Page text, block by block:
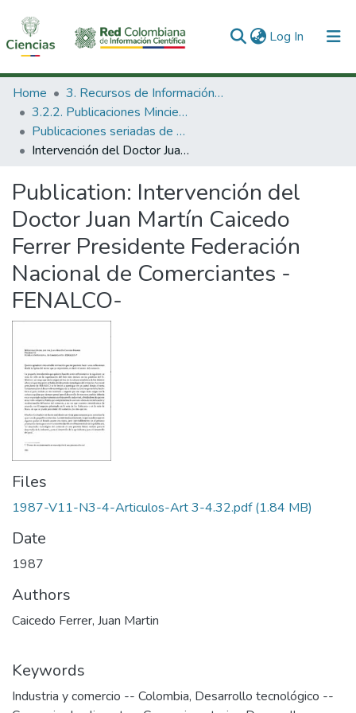
Log In (current)
Communities & Collections
All of DSpace
Statistics
Home
3. Recursos de Información Científica y Tecnológica
3.2.2. Publicaciones Minciencias
Publicaciones seriadas de Minciencias
Intervención del Doctor Juan Martín Caicedo Ferrer Presidente Federación Nacional de Comerciantes -FENALCO-
Publication: Intervención del
Doctor Juan Martín Caicedo
Ferrer Presidente Federación
Nacional de Comerciantes -
FENALCO-
Files
1987-V11-N3-4-Articulos-Art 3-4.32.pdf(1.84 MB)
Date
1987
Authors
Caicedo Ferrer, Juan Martin
Keywords
Industria y comercio -- Colombia, Desarrollo tecnológico --